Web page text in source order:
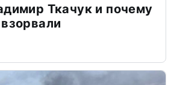
Ткачук и почему